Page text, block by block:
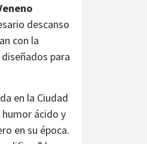
descanso
con la
para
en la Ciudad
ácido y
en su época.